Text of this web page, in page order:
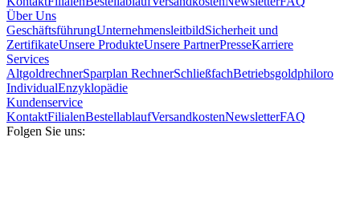
Über Uns
GeschäftsführungUnternehmensleitbildSicherheit und
ZertifikateUnsere ProdukteUnsere PartnerPresseKarriere
Services
AltgoldrechnerSparplan RechnerSchließfachBetriebsgoldphiloro
IndividualEnzyklopädie
Kundenservice
KontaktFilialenBestellablaufVersandkostenNewsletterFAQ
Folgen Sie uns: